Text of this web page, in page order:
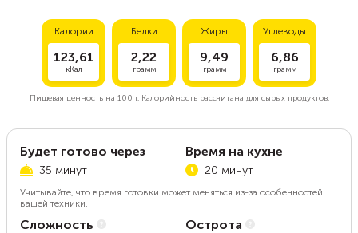
Калории
123,61
кКал
Белки
2,22
грамм
Жиры
9,49
грамм
Углеводы
6,86
грамм
Пищевая ценность на 100 г.Калорийность рассчитана для сырых продуктов.
Будет готово через
35 минут
Время на кухне
20 минут
Учитывайте, что время готовки может меняться из-за особенностей
вашей техники.
Сложность
Острота